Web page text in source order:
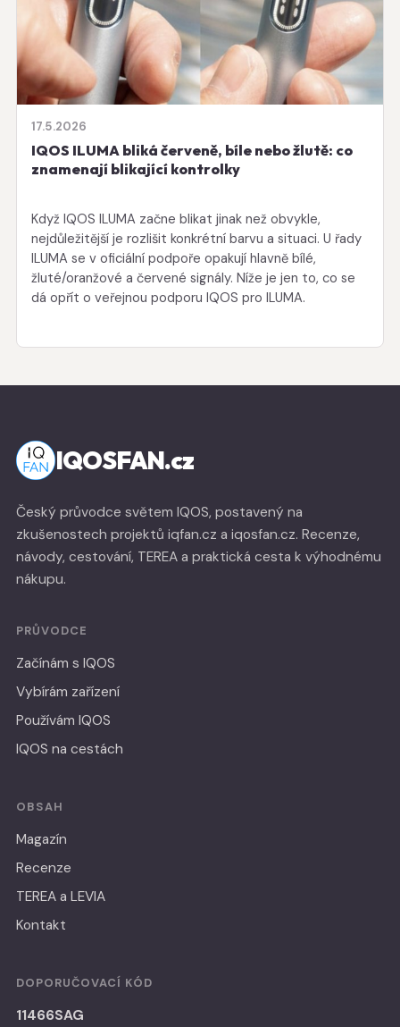
17.5.2026
IQOS ILUMA bliká červeně, bíle nebo žlutě: co
znamenají blikající kontrolky
Když IQOS ILUMA začne blikat jinak než obvykle,
nejdůležitější je rozlišit konkrétní barvu a situaci. U řady
ILUMA se v oficiální podpoře opakují hlavně bílé,
žluté/oranžové a červené signály. Níže je jen to, co se
dá opřít o veřejnou podporu IQOS pro ILUMA.
IQOSFAN.cz
Český průvodce světem IQOS, postavený na
zkušenostech projektů iqfan.cz a iqosfan.cz. Recenze,
návody, cestování, TEREA a praktická cesta k výhodnému
nákupu.
PRŮVODCE
Začínám s IQOS
Vybírám zařízení
Používám IQOS
IQOS na cestách
OBSAH
Magazín
Recenze
TEREA a LEVIA
Kontakt
DOPORUČOVACÍ KÓD
11466SAG